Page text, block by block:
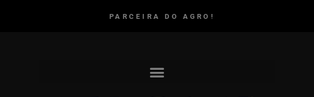
PARCEIRA DO AGRO!